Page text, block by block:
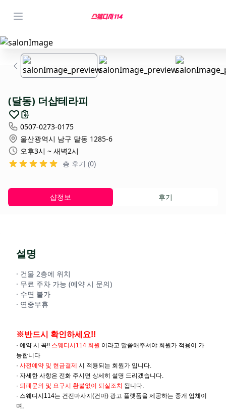
(달동) 더샵테라피
0507-0273-0175
울산광역시 남구 달동 1285-6
오후3시 ~ 새벽2시
총 후기 (0)
샵정보 후기
설명
· 건물 2층에 위치
· 무료 주차 가능 (예약 시 문의)
· 수면 불가
· 연중무휴
※반드시 확인하세요!!
· 예약 시 꼭!! 스웨디시114 회원 이라고 말씀해주셔야 회원가 적용이 가
능합니다
· 사전예약 및 현금결제 시 적용되는 회원가 입니다.
· 자세한 사항은 전화 주시면 상세히 설명 드리겠습니다.
· 퇴폐문의 및 요구시 환불없이 퇴실조치 됩니다.
· 스웨디시114는 건전마사지(건마) 광고 플랫폼을 제공하는 중개 업체이
며,